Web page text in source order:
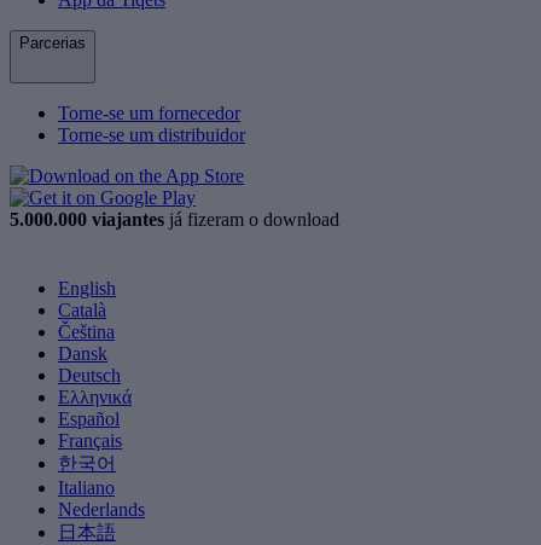
Parcerias
Torne-se um fornecedor
Torne-se um distribuidor
5.000.000 viajantes já fizeram o download
English
Català
Čeština
Dansk
Deutsch
Ελληνικά
Español
Français
한국어
Italiano
Nederlands
日本語